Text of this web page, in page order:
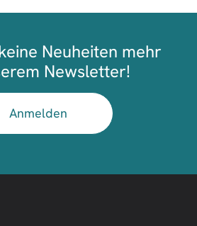
Neuheiten mehr
Newsletter!
Anmelden